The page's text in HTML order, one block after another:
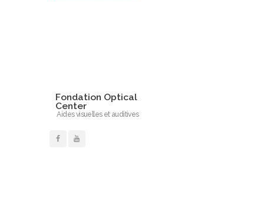
Fondation Optical
Center
Aides visuelles et auditives